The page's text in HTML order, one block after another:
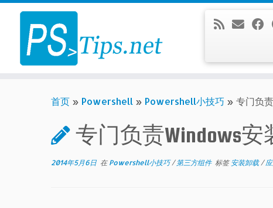
Skip
content
首页 » Powershell » Powershell小技巧 » 专门负
专门负责Windows安
2014年5月6日 在 Powershell小技巧/ 第三方组件 标签安装卸载/